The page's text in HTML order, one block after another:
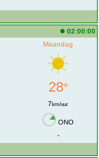
02:00:00
Maandag
28°
7km/uur
ONO
-